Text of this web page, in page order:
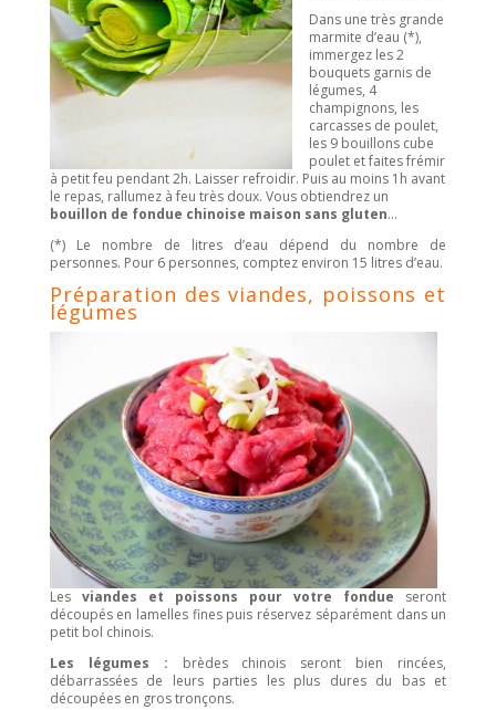
Dans une très grande
marmite d’eau (*),
immergez les 2
bouquets garnis de
légumes, 4
champignons, les
carcasses de poulet,
les 9 bouillons cube
poulet et faites frémir
à petit feu pendant 2h. Laisser refroidir. Puis au moins 1h avant
le repas, rallumez à feu très doux. Vous obtiendrez un
bouillon de fondue chinoise maison sans gluten…
(*) Le nombre de litres d’eau dépend du nombre de
personnes. Pour 6 personnes, comptez environ 15 litres d’eau.
Préparation des viandes, poissons et
légumes
Les viandes et poissons pour votre fondue seront
découpés en lamelles fines puis réservez séparément dans un
petit bol chinois.
Les légumes : brèdes chinois seront bien rincées,
débarrassées de leurs parties les plus dures du bas et
découpées en gros tronçons.